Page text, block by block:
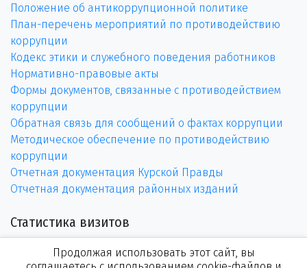
Положение об антикоррупционной политике
План-перечень мероприятий по противодействию
коррупции
Кодекс этики и служебного поведения работников
Нормативно-правовые акты
Формы документов, связанные с противодействием
коррупции
Обратная связь для сообщений о фактах коррупции
Методическое обеспечение по противодействию
коррупции
Отчетная документация Курской Правды
Отчетная документация районных изданий
Статистика визитов
Продолжая использовать этот сайт, вы